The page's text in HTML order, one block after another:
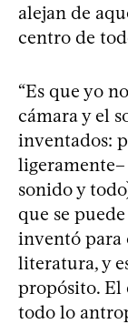
alejan de
centro de
“Es que yo
cámara y el
inventados:
sonido y
que se
inventó para
literatura, y
propósito. El
todo lo